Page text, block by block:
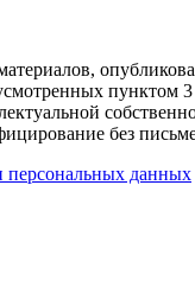
пунктом
без
персональных данных